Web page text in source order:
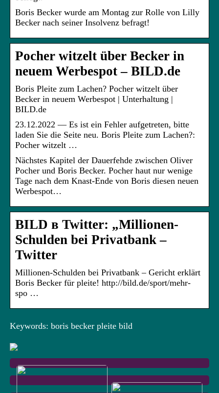
Boris Becker wurde am Montag zur Rolle von Lilly
Becker nach seiner Insolvenz befragt!
Pocher witzelt über Becker in
neuem Werbespot – BILD.de
Boris Pleite zum Lachen? Pocher witzelt über
Becker in neuem Werbespot | Unterhaltung |
BILD.de
23.12.2022 — Es ist ein Fehler aufgetreten, bitte
laden Sie die Seite neu. Boris Pleite zum Lachen?:
Pocher witzelt …
Nächstes Kapitel der Dauerfehde zwischen Oliver
Pocher und Boris Becker. Pocher haut nur wenige
Tage nach dem Knast-Ende von Boris diesen neuen
Werbespot…
BILD в Twitter: „Millionen-
Schulden bei Privatbank –
Twitter
Millionen-Schulden bei Privatbank – Gericht erklärt
Boris Becker für pleite! http://bild.de/sport/mehr-
spo …
Keywords: boris becker pleite bild